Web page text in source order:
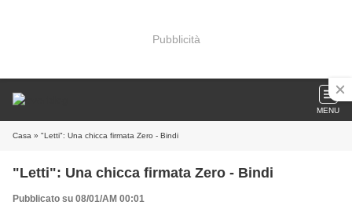
Pubblicità
MENU
Casa » "Letti": Una chicca firmata Zero - Bindi
"Letti": Una chicca firmata Zero - Bindi
Pubblicato su 08/01/AM 00:01